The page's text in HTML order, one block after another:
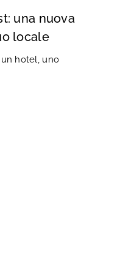
una nuova
locale
hotel, uno